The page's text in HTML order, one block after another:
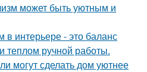
может быть уютным и
интерьере - это баланс
теплом ручной работы.
могут сделать дом уютнее